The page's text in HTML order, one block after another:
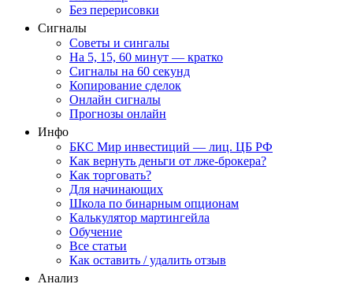
Без перерисовки
Сигналы
Советы и сингалы
На 5, 15, 60 минут — кратко
Сигналы на 60 секунд
Копирование сделок
Онлайн сигналы
Прогнозы онлайн
Инфо
БКС Мир инвестиций — лиц. ЦБ РФ
Как вернуть деньги от лже-брокера?
Как торговать?
Для начинающих
Школа по бинарным опционам
Калькулятор мартингейла
Обучение
Все статьи
Как оставить / удалить отзыв
Анализ